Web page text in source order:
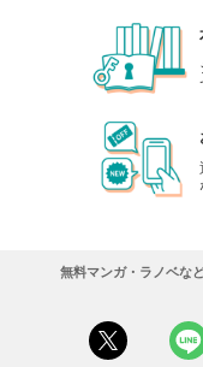
無料マンガ・ラノベな